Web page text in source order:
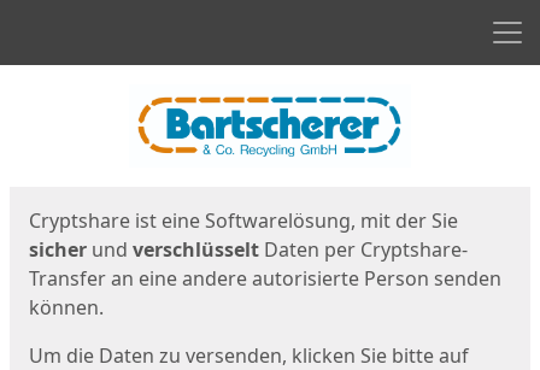
Cryptshare ist eine Softwarelösung, mit der Sie
sicher und verschlüsselt Daten per Cryptshare-
Transfer an eine andere autorisierte Person senden
können.
Um die Daten zu versenden, klicken Sie bitte auf